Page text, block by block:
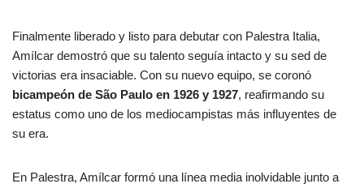
Finalmente liberado y listo para debutar con Palestra Italia,
Amílcar demostró que su talento seguía intacto y su sed de
victorias era insaciable. Con su nuevo equipo, se coronó
bicampeón de São Paulo en 1926 y 1927, reafirmando su
estatus como uno de los mediocampistas más influyentes de
su era.
En Palestra, Amílcar formó una línea media inolvidable junto a